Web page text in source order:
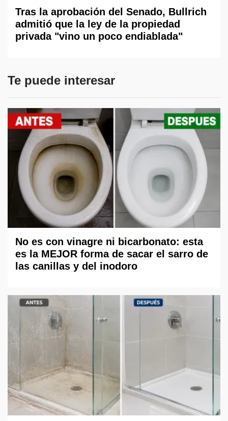
Tras la aprobación del Senado, Bullrich
admitió que la ley de la propiedad
privada "vino un poco endiablada"
Te puede interesar
No es con vinagre ni bicarbonato: esta
es la MEJOR forma de sacar el sarro de
las canillas y del inodoro